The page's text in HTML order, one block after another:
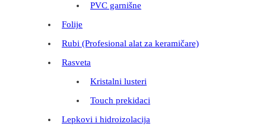
PVC garnišne
Folije
Rubi (Profesional alat za keramičare)
Rasveta
Kristalni lusteri
Touch prekidaci
Lepkovi i hidroizolacija